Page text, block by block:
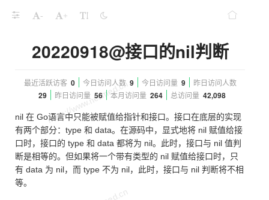
- +
20220918@接口的nil判断
最近活跃访客 0 今日访问人数 9 今日访问量 9 昨日访问人数
29 昨日访问量 56 本月访问量 264 总访问量 42,098
nil 在 Go语言中只能被赋值给指针和接口。接口在底层的实现
有两个部分：type 和 data。在源码中，显式地将 nil 赋值给接
口时，接口的 type 和 data 都将为 nil。此时，接口与 nil 值判
断是相等的。但如果将一个带有类型的 nil 赋值给接口时，只
有 data 为 nil，而 type 不为 nil，此时，接口与 nil 判断将不相
等。